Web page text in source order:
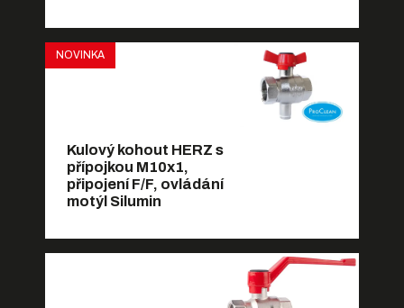
NOVINKA
Kulový kohout HERZ s
přípojkou M10x1,
připojení F/F, ovládání
motýl Silumin